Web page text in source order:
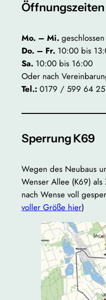
Öffnungszeiten
Mo. – Mi.geschlossen
Do. – Fr. 10:00 bis
Sa.10:00 bis 16:00
Oder nach
Tel.:0179 / 599 64 25
Sperrung K69
Wegen des Neubaus
Wenser Allee (K69)
nach Wense voll
voller Größe hier)